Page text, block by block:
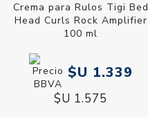
Crema para Rulos Tigi Bed
Head Curls Rock Amplifier
100 ml
$U 1.339
$U 1.575